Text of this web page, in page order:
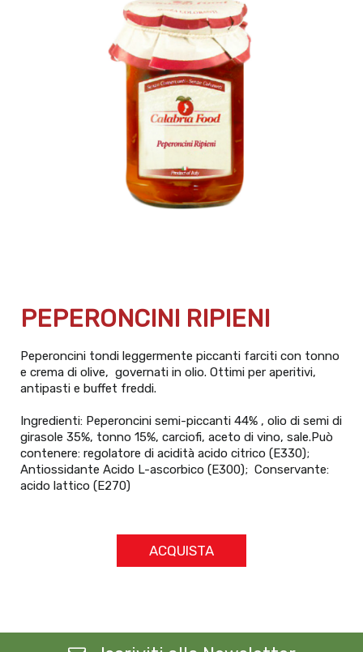
PEPERONCINI RIPIENI
Peperoncini tondi leggermente piccanti farciti con tonno
e crema di olive, governati in olio. Ottimi per aperitivi,
antipasti e buffet freddi.
Ingredienti: Peperoncini semi-piccanti 44% , olio di semi di
girasole 35%, tonno 15%, carciofi, aceto di vino, sale.Può
contenere: regolatore di acidità acido citrico (E330);
Antiossidante Acido L-ascorbico (E300); Conservante:
acido lattico (E270)
ACQUISTA